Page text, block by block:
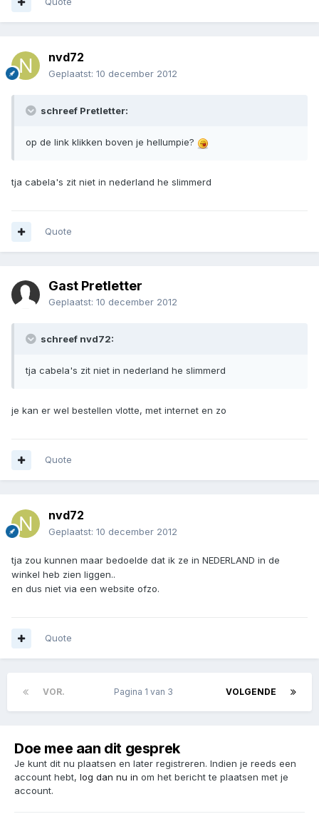
nvd72
Geplaatst: 10 december 2012
schreef Pretletter:
op de link klikken boven je hellumpie?
tja cabela's zit niet in nederland he slimmerd
Quote
Gast Pretletter
Geplaatst: 10 december 2012
schreef nvd72:
tja cabela's zit niet in nederland he slimmerd
je kan er wel bestellen vlotte, met internet en zo
Quote
nvd72
Geplaatst: 10 december 2012
tja zou kunnen maar bedoelde dat ik ze in NEDERLAND in de
winkel heb zien liggen..
en dus niet via een website ofzo.
Quote
VOR. VOLGENDE
Pagina 1 van 3
Doe mee aan dit gesprek
Je kunt dit nu plaatsen en later registreren. Indien je reeds een
account hebt, log dan nu in om het bericht te plaatsen met je
account.